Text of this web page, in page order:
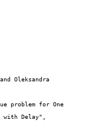
Delay",